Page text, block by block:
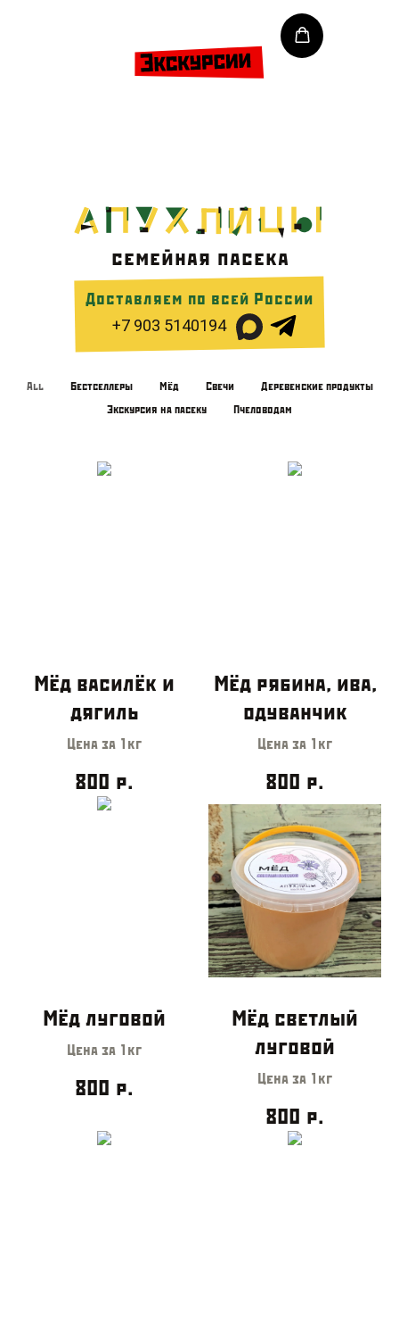
+7 903 5140194
семейная пасека
Доставляем по всей России
All Бестселлеры Мёд Свечи
Деревенские продукты
Экскурсия на пасеку
Пчеловодам
Мёд василёк и
дягиль
Цена за 1кг
800 р.
Мёд рябина, ива,
одуванчик
Цена за 1кг
800 р.
Мёд луговой
Цена за 1кг
800 р.
Мёд светлый
луговой
Цена за 1кг
800 р.